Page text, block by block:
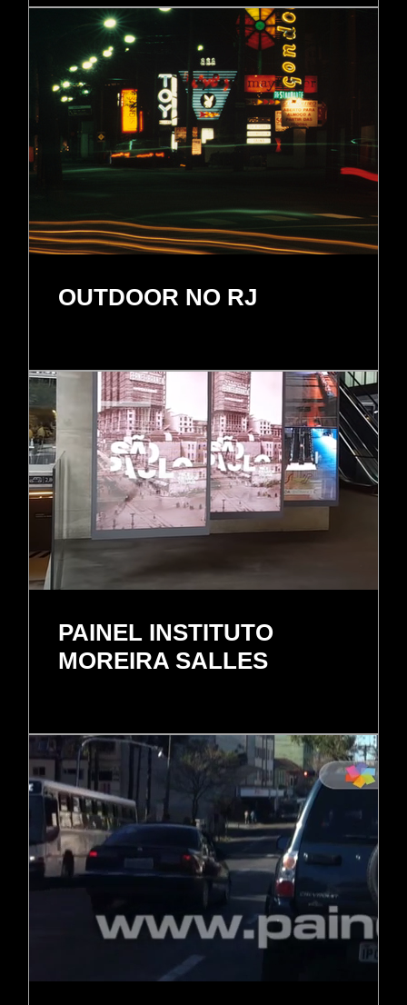
OUTDOOR NO RJ
PAINEL INSTITUTO
MOREIRA SALLES